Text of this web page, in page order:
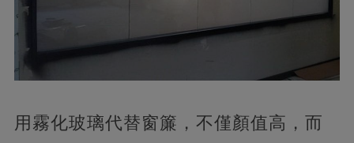
用霧化玻璃代替窗簾，不僅顏值高，而